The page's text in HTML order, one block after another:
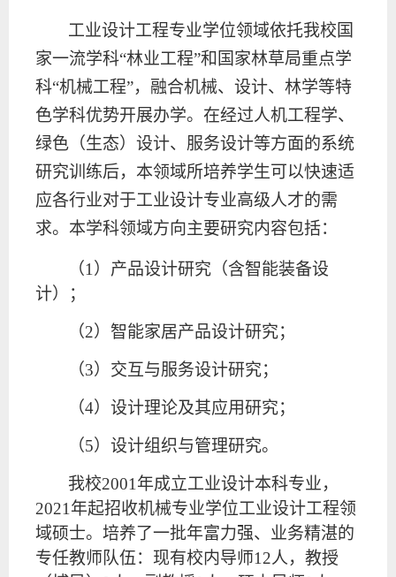
工业设计工程专业学位领域依托我校国
家一流学科“林业工程”和国家林草局重点学
科“机械工程”，融合机械、设计、林学等特
色学科优势开展办学。在经过人机工程学、
绿色（生态）设计、服务设计等方面的系统
研究训练后，本领域所培养学生可以快速适
应各行业对于工业设计专业高级人才的需
求。本学科领域方向主要研究内容包括：
（1）产品设计研究（含智能装备设
计）；
（2）智能家居产品设计研究；
（3）交互与服务设计研究；
（4）设计理论及其应用研究；
（5）设计组织与管理研究。
我校2001年成立工业设计本科专业，
2021年起招收机械专业学位工业设计工程领
域硕士。培养了一批年富力强、业务精湛的
专任教师队伍：现有校内导师12人，教授